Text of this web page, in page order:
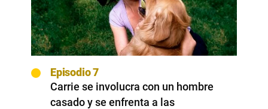
Episodio 7
Carrie se involucra con un hombre
casado y se enfrenta a las